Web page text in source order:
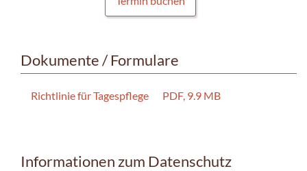
Dokumente / Formulare
Richtlinie für Tagespflege PDF, 9.9 MB
Informationen zum Datenschutz